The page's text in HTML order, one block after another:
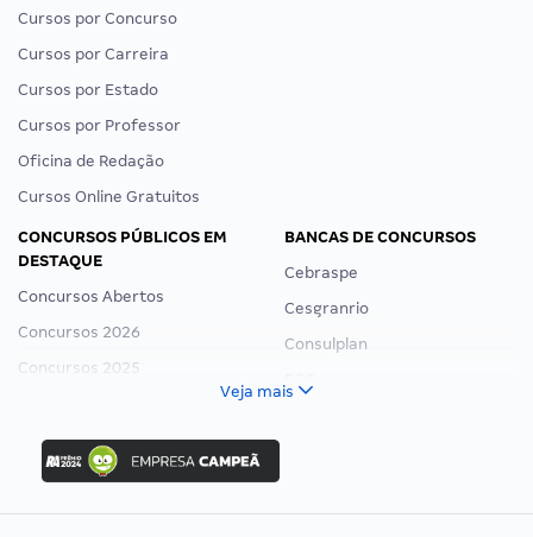
Cursos por Concurso
Cursos por Carreira
Cursos por Estado
Cursos por Professor
Oficina de Redação
Cursos Online Gratuitos
CONCURSOS PÚBLICOS EM
DESTAQUE
Concursos Abertos
Concursos 2026
Concursos 2025
Concurso Nacional Unificado
Concurso Ibama
Concurso MPU
Editais publicados
BANCAS DE CONCURSOS
Cebraspe
Cesgranrio
Consulplan
Veja mais